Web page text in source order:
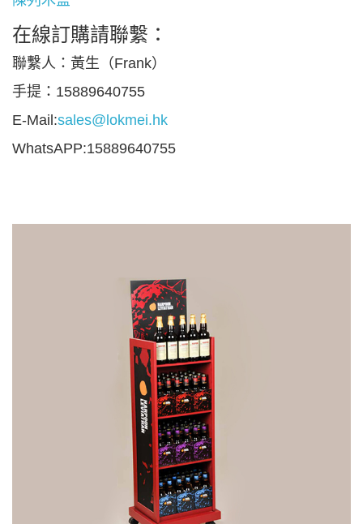
在線訂購請聯繫：
聯繫人：黃生（Frank）
手提：15889640755
E-Mail:sales@lokmei.hk
WhatsAPP:15889640755